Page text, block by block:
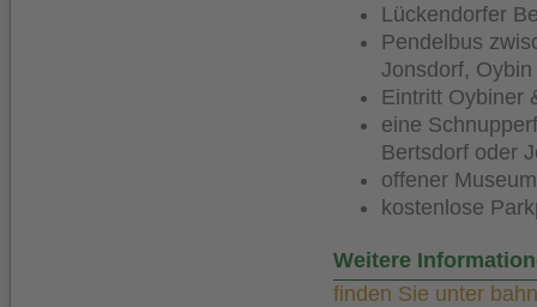
Lückendorfer
Pendelbus
Jonsdorf,
Eintritt Oybiner
eine
Bertsdorf oder
offener
kostenlose
Weitere
finden Sie unter